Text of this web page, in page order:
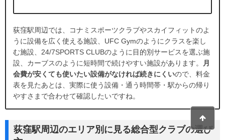
荻窪駅周辺では、コナミスポーツクラブやスカイフィットのよ
うに設備を広く使える施設、UFC Gymのようにクラスを楽し
む施設、24/7SPORTS CLUBのように目的別サービスを選ぶ施
設、カーブスのように短時間で続けやすい施設があります。
月
会費が安くても使いたい設備がなければ続きにくいので、料金
表を見たあとは、実際に使う設備・通う時間帯・駅からの帰り
やすさまで合わせて確認したいですね。
荻窪駅周辺のエリア別に見る総合型クラブの選び